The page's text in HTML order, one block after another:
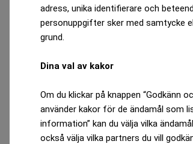
adress, unika identifierare och
personuppgifter sker med samtycke
grund.
Dina val av kakor
Om du klickar på knappen “Godkänn
använder kakor för de ändamål som
information” kan du välja vilka
också välja vilka partners du vill